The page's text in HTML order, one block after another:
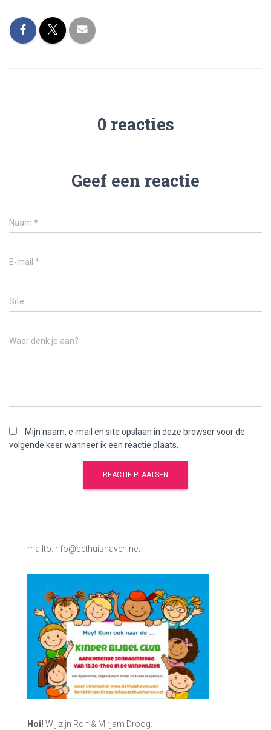
0 reacties
Geef een reactie
Naam *
E-mail *
Site
Waar denk je aan?
Mijn naam, e-mail en site opslaan in deze browser voor de
volgende keer wanneer ik een reactie plaats.
mailto:info@dethuishaven.net
Hoi! Wij zijn Ron & Mirjam Droog.